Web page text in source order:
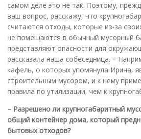
самом деле это не так. Поэтому,
ваш вопрос, расскажу, что
считаются отходы, которые из-за
не помещаются в обычный мусорный
представляют опасности для
рассказала наша собеседница. –
кафель, о которых упомянула Ирина,
строительным мусором, и к нему
правила по утилизации, чем к
– Разрешено ли крупногабаритный
общий контейнер дома, который
бытовых отходов?